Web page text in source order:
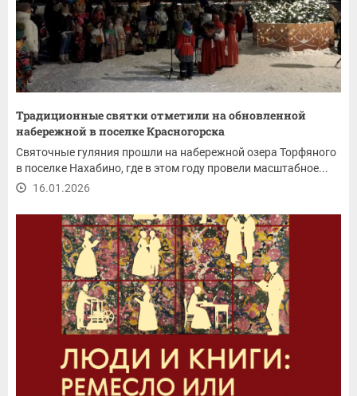
Традиционные святки отметили на обновленной
набережной в поселке Красногорска
Святочные гуляния прошли на набережной озера Торфяного
в поселке Нахабино, где в этом году провели масштабное...
16.01.2026